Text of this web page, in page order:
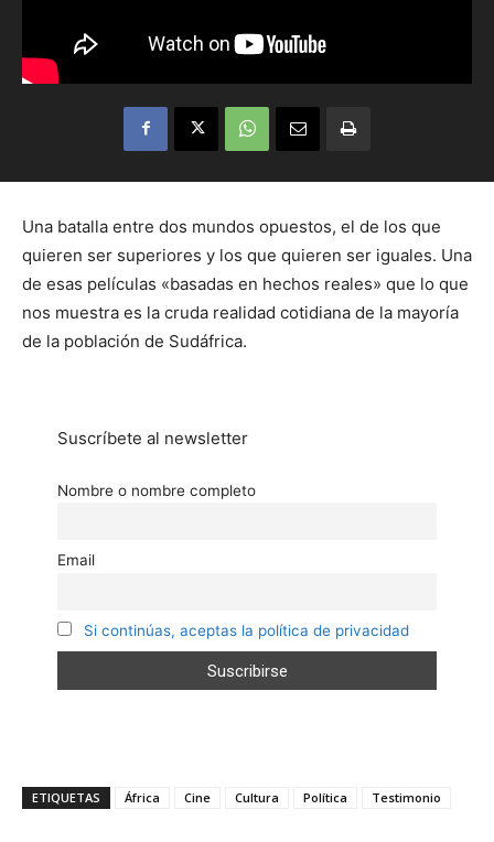
Una batalla entre dos mundos opuestos, el de los que
quieren ser superiores y los que quieren ser iguales. Una
de esas películas «basadas en hechos reales» que lo que
nos muestra es la cruda realidad cotidiana de la mayoría
de la población de Sudáfrica.
Suscríbete al newsletter
Nombre o nombre completo
Email
Si continúas, aceptas la política de privacidad
ETIQUETAS África Cine Cultura Política Testimonio